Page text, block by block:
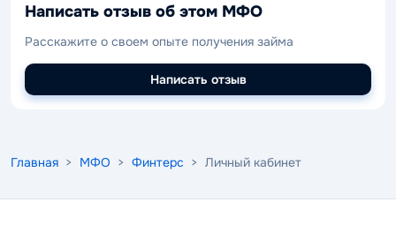
Написать отзыв об этом МФО
Расскажите о своем опыте получения займа
Написать отзыв
Главная > МФО > Финтерс > Личный кабинет